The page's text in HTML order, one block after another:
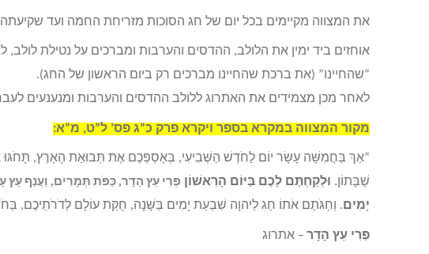
את המצווה מקיימים בכל יום של חג הסוכות מזריחת החמה ועד
אוחזים ביד ימין את הלולב, ההדסים והערבות ומברכים על נטילת
“שהחיינו” (את ברכת שהחיינו מברכים רק ביום הראשון של החג).
לאחר מכן מצמידים את האתרוג ללולב ההדסים והערבות ומנענעים לעבר 4 רוחות
מקור המצווה במקרא בספר ויקרא פרק כ”ג פס’ ל”ט, מ”א:
“אַךְ בַּחֲמִשָּׁה עָשָׂר יוֹם לַחֹדֶשׁ הַשְּׁבִיעִי, בְּאָסְפְּכֶם אֶת תְּבוּאַת הָאָרֶץ, תָּחֹגּוּ
שַׁבָּתוֹן. וּלְקַחְתֶּם לָכֶם בַּיּוֹם הָרִאשׁוֹן פְּרִי עֵץ הָדָר, כַּפֹּת תְּמָרִים, וַעֲנַף עֵץ
יָמִים . וְחַגֹּתֶם אֹתוֹ חַג לַיהוָה שִׁבְעַת יָמִים בַּשָּׁנָה, חֻקַּת עוֹלָם לְדֹרֹתֵיכֶם,
פְּרִי עֵץ הָדָר – אתרוג